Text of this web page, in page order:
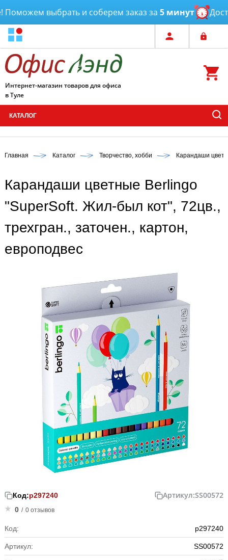
выбрать и соберем заказ за 5 минут
Интернет-магазин товаров для офиса
в Туле
КАТАЛОГ
Главная Каталог Творчество, хобби Карандаши
Карандаши цветные Berlingo
"SuperSoft. Жил-был кот", 72цв.,
трехгран., заточен., картон,
европодвес
Код:р297240 Артикул:SS00572
0 / 0 отзывов
Код: р297240
Артикул: SS00572